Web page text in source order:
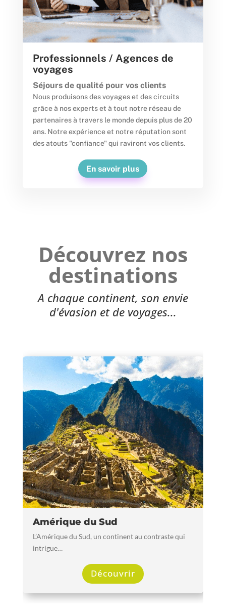
Professionnels / Agences de
voyages
Séjours de qualité pour vos clients
Nous produisons des voyages et des circuits
grâce à nos experts et à tout notre réseau de
partenaires à travers le monde depuis plus de 20
ans. Notre expérience et notre réputation sont
des atouts "confiance" qui raviront vos clients.
En savoir plus
Découvrez nos
destinations
A chaque continent, son envie
d'évasion et de voyages...
Amérique du Sud
L’Amérique du Sud, un continent au contraste qui
intrigue…
Découvrir